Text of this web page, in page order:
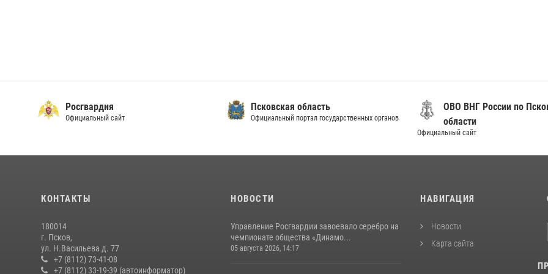
Росгвардия
Официальный сайт
Псковская область
Официальный портал государственных органов
ОВО ВНГ России по
области
Официальный сайт
КОНТАКТЫ
180014
г. Псков,
ул. Н.Васильева д. 77
+7 (8112) 73-41-08
+7 (8112) 33-19-39 (автоинформатор)
НОВОСТИ
Управление Росгвардии завоевало серебро на
чемпионате общества «Динамо...
05 августа 2026, 14:17
НАВИГАЦИЯ
Новости
Карта сайта